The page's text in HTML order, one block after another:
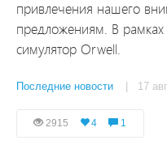
привлечения нашего
предложениям. В рамках
симулятор Orwell.
Последние новости | 17
2915 4 1